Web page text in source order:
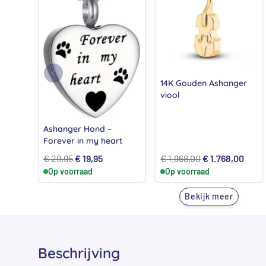
Ashanger Hond –
Forever in my heart
€29,95 Oorspronkelijke
prijs
was:
€19,95Huidige
is:
Op voorraad
14K Gouden Ashanger
viool
€1.968,00Oorspronkelijke
prijs
was:
€ 1.968,00.
€1.768,00
is:
Op voorraad
Bekijk meer
Beschrijving